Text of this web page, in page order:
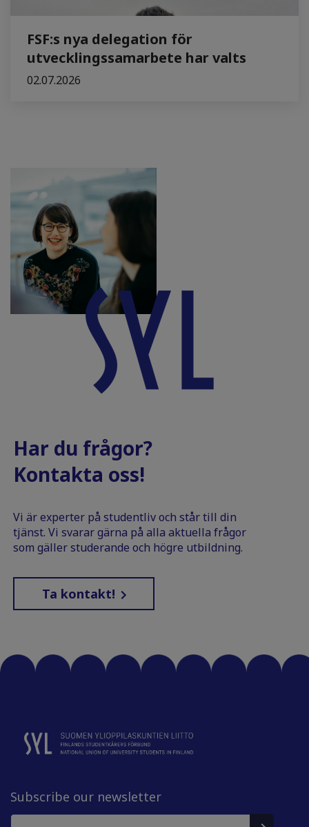
FSF:s nya delegation för
utvecklingssamarbete har valts
02.07.2026
Har du frågor?
Kontakta oss!
Vi är experter på studentliv och står till din
tjänst. Vi svarar gärna på alla aktuella frågor
som gäller studerande och högre utbildning.
Ta kontakt!
Subscribe our newsletter